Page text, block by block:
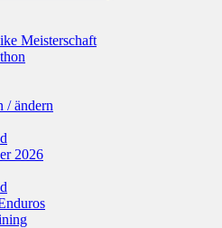
Meisterschaft
/ ändern
2026